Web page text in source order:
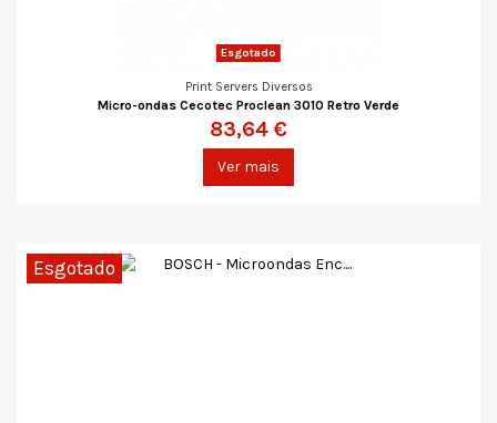
Esgotado
Print Servers Diversos
Micro-ondas Cecotec Proclean 3010 Retro Verde
83,64 €
Ver mais
Esgotado